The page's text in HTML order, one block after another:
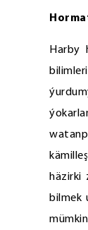
Harby
häzirki
bilmek